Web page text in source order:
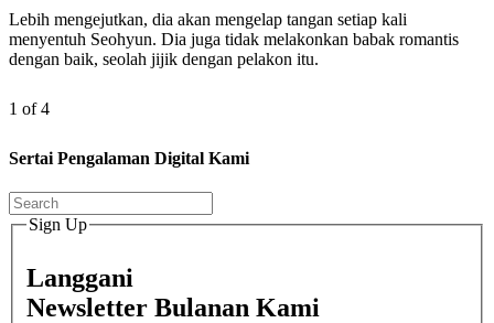
Lebih mengejutkan, dia akan mengelap tangan setiap kali
menyentuh Seohyun. Dia juga tidak melakonkan babak romantis
dengan baik, seolah jijik dengan pelakon itu.
1 of 4
Sertai Pengalaman Digital Kami
Sign Up
Langgani
Newsletter Bulanan Kami